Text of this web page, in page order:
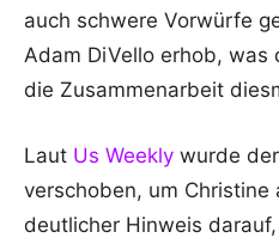
auch schwere Vorwürfe
Adam DiVello erhob,
die Zusammenarbeit
Laut Us Weekly wurde
verschoben, um Christine
deutlicher Hinweis